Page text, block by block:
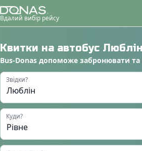
Вдалий вибір рейсу
Квитки на автобус Люблін
Bus-Donas допоможе забронювати та
Звідки?
Куди?